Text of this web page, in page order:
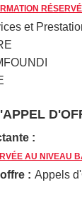
et
:
AU NIVEAU
: Appels